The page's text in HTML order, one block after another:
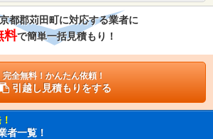
都郡苅田町に対応する業者に
料で簡単一括見積もり！
完全無料！かんたん依頼！
引越し見積もりをする
者一覧！